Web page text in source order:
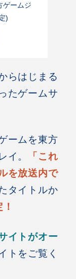
ゲームジ
)
らはじまる
たゲームサ
ームを東方
イ。
「これ
を放送内で
タイトルか
イトがオー
トをご覧く